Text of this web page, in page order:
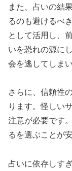
また、占いの結
るのも避けるべ
として活用し、
いを恐れの源に
会を逃してしまい
さらに、信頼性
ります。怪しい
注意が必要です
るを選ぶことが
占いに依存しす